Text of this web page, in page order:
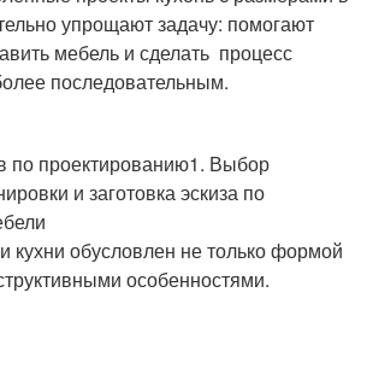
упрощают задачу: помогают
мебель и сделать процесс
последовательным.
по проектированию1. Выбор
и заготовка эскиза по
кухни обусловлен не только формой
особенностями.